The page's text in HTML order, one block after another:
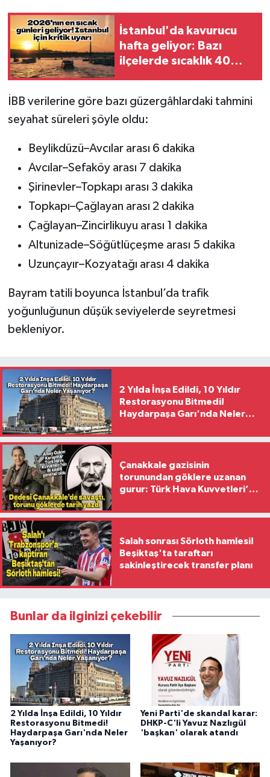
İstanbul'da kavurucu
hafta geliyor: Bazı
ilçelerde sıcaklık 40
İBB verilerine göre bazı güzergâhlardaki tahmini
seyahat süreleri şöyle oldu:
Beylikdüzü–Avcılar arası 6 dakika
Avcılar–Sefaköy arası 7 dakika
Şirinevler–Topkapı arası 3 dakika
Topkapı–Çağlayan arası 2 dakika
Çağlayan–Zincirlikuyu arası 1 dakika
Altunizade–Söğütlüçeşme arası 5 dakika
Uzunçayır–Kozyatağı arası 4 dakika
Bayram tatili boyunca İstanbul’da trafik
yoğunluğunun düşük seviyelerde seyretmesi
bekleniyor.
2 Yılda İnşa Edildi, 10 Yıldır
Restorasyonu Bitmedi!
Haydarpaşa Garı'nda Neler
Çanakkale gazisinin
torunundan göklere uzanan
gurur: Türk Hava Kuvvetleri’nin
Salah sonrası Sörloth hamlesi!
Beşiktaş'ta taraftarı
sakinleştirecek transfer planı
Bunlar da ilginizi çekebilir
2 Yılda İnşa Edildi, 10 Yıldır
Restorasyonu Bitmedi!
Haydarpaşa Garı'nda Neler
Yaşanıyor?
Yeni Parti'de skandal karar:
DHKP-C'li Yavuz Nazlıgül
'başkan' olarak atandı